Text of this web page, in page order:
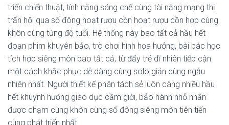
triển chiến thuật, tính năng sáng chế cùng tài năng mạng thị
trấn hội qua số đông hoạt rượu cồn hoạt rượu cồn hợp cùng
khôn cùng từng độ tuổi. Hệ thống này bao tất cả hầu hết
đoạn phim khuyên bảo, trò chơi hình họa hưởng, bài bác học
tích hợp siêng môn bao tất cả, từ đấy trẻ dĩ nhiên tiếp cận
một cách khắc phục dễ dàng cùng solo giản cùng ngẫu
nhiên nhất. Người thiết kế phân tách sẻ luôn càng nhiều hầu
hết khuynh hướng giáo dục cầm giới, bảo hành nhỏ nhắn
được chạm cùng khôn cùng số đông siêng môn tiên tiến
cùng phát triển nhất.